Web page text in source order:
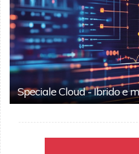
Speciale Cloud - Ibrido e